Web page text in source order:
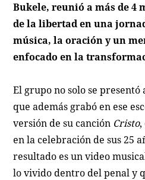
Bukele, reunió a más de 4
de la libertad en una
música, la oración y un
enfocado en la
El grupo no solo se
que además grabó en ese
versión de su canción Cristo,
en la celebración de sus 25
resultado es un video
lo vivido dentro del penal y